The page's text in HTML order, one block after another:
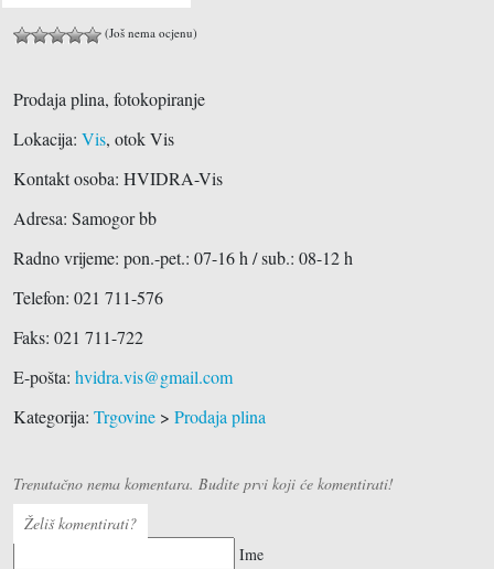
(Još nema ocjenu)
Prodaja plina, fotokopiranje
Lokacija: Vis, otok Vis
Kontakt osoba: HVIDRA-Vis
Adresa: Samogor bb
Radno vrijeme: pon.-pet.: 07-16 h / sub.: 08-12 h
Telefon: 021 711-576
Faks: 021 711-722
E-pošta: hvidra.vis@gmail.com
Kategorija: Trgovine > Prodaja plina
Trenutačno nema komentara. Budite prvi koji će komentirati!
Želiš komentirati?
Ime